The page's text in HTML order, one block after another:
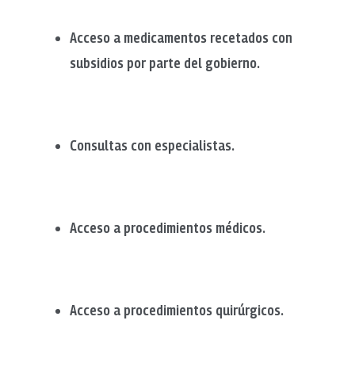
Acceso a medicamentos recetados con
subsidios por parte del gobierno.
Consultas con especialistas.
Acceso a procedimientos médicos.
Acceso a procedimientos quirúrgicos.